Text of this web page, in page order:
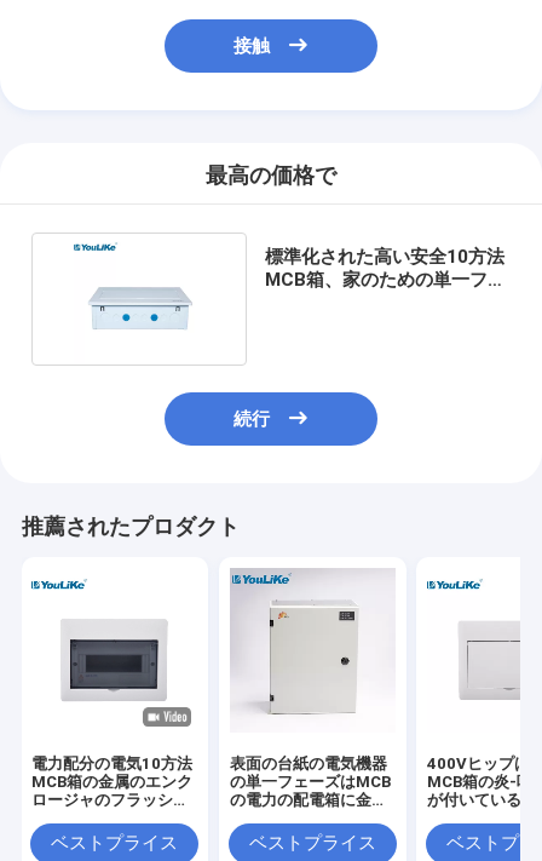
接触
最高の価格で
標準化された高い安全10方法
MCB箱、家のための単一フェ
続行
推薦されたプロダクト
電力配分の電気10方法
MCB箱の金属のエンク
ロージャのフラッシュ
ベストプライス
表面の台紙の電気機器
の単一フェーズはMCB
の電力の配電箱に金属
ベストプライス
400Vヒップは
MCB箱の炎-喧
が付いている
ベストプラ